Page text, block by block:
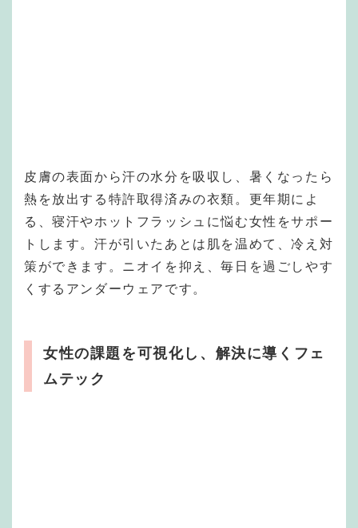
皮膚の表面から汗の水分を吸収し、暑くなったら
熱を放出する特許取得済みの衣類。更年期によ
る、寝汗やホットフラッシュに悩む女性をサポー
トします。汗が引いたあとは肌を温めて、冷え対
策ができます。ニオイを抑え、毎日を過ごしやす
くするアンダーウェアです。
女性の課題を可視化し、解決に導くフェ
ムテック